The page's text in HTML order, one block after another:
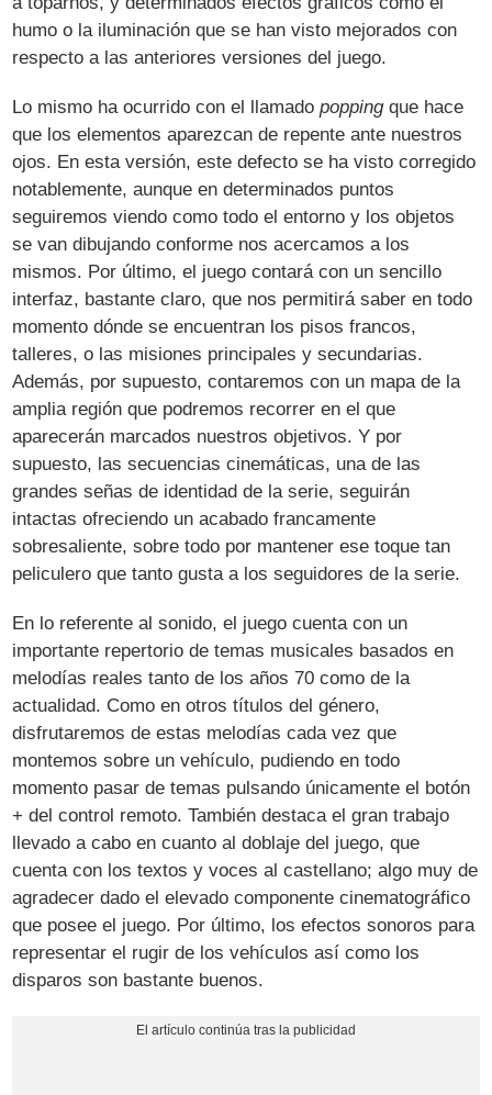
humo o la iluminación que se han visto mejorados con
respecto a las anteriores versiones del juego.
Lo mismo ha ocurrido con el llamadopoppingque hace
que los elementos aparezcan de repente ante nuestros
ojos. En esta versión, este defecto se ha visto corregido
notablemente, aunque en determinados puntos
seguiremos viendo como todo el entorno y los objetos
se van dibujando conforme nos acercamos a los
mismos. Por último, el juego contará con un sencillo
interfaz, bastante claro, que nos permitirá saber en todo
momento dónde se encuentran los pisos francos,
talleres, o las misiones principales y secundarias.
Además, por supuesto, contaremos con un mapa de la
amplia región que podremos recorrer en el que
aparecerán marcados nuestros objetivos. Y por
supuesto, las secuencias cinemáticas, una de las
grandes señas de identidad de la serie, seguirán
intactas ofreciendo un acabado francamente
sobresaliente, sobre todo por mantener ese toque tan
peliculero que tanto gusta a los seguidores de la serie.
En lo referente al sonido, el juego cuenta con un
importante repertorio de temas musicales basados en
melodías reales tanto de los años 70 como de la
actualidad. Como en otros títulos del género,
disfrutaremos de estas melodías cada vez que
montemos sobre un vehículo, pudiendo en todo
momento pasar de temas pulsando únicamente el botón
+ del control remoto. También destaca el gran trabajo
llevado a cabo en cuanto al doblaje del juego, que
cuenta con los textos y voces al castellano; algo muy de
agradecer dado el elevado componente cinematográfico
que posee el juego. Por último, los efectos sonoros para
representar el rugir de los vehículos así como los
disparos son bastante buenos.